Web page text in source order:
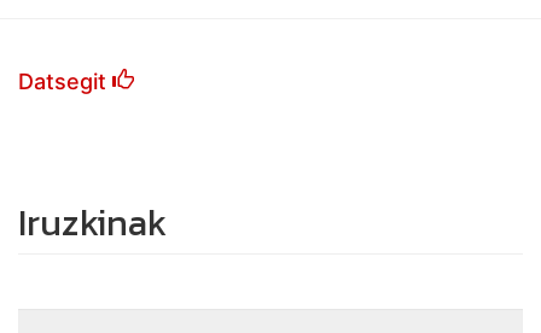
Datsegit
Iruzkinak